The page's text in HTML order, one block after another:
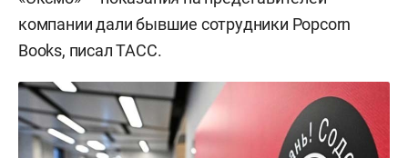
компании дали бывшие сотрудники Popcorn
Books, писал ТАСС.